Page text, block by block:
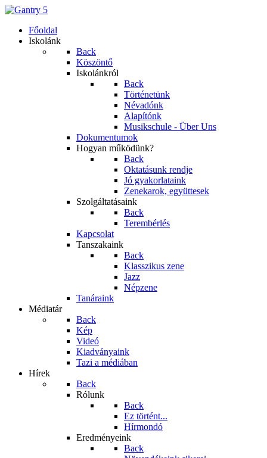
Főoldal
Iskolánk
Back
Köszöntő
Iskolánkról
Back
Történetünk
Névadónk
Alapítónk
Musikschule - Über Uns
Dokumentumok
Hogyan működünk?
Back
Oktatásunk rendje
Jó gyakorlataink
Zenekarok, együttesek
Szolgáltatásaink
Back
Terembérlés
Kapcsolat
Tanszakaink
Back
Klasszikus zene
Jazz
Népzene
Tanáraink
Médiatár
Back
Kép
Videó
Kiadványaink
Tazi a médiában
Hírek
Back
Rólunk
Back
Ez történt...
Hírmondó
Eredményeink
Back